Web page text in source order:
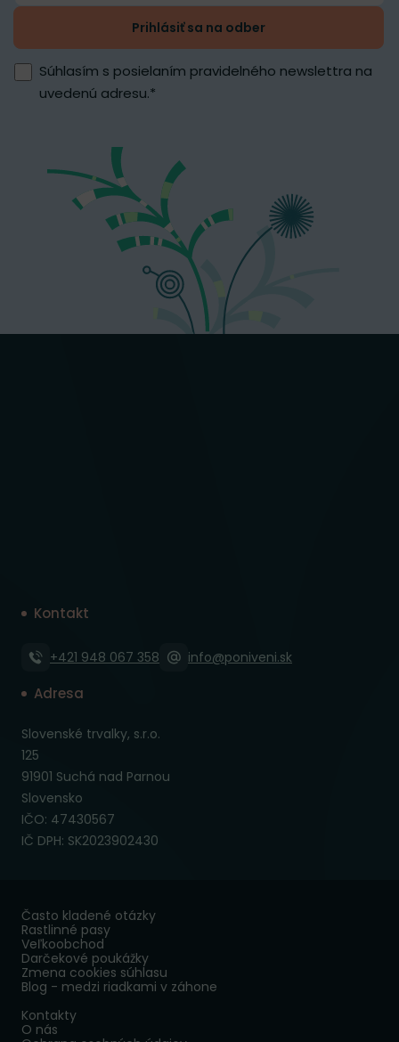
Prihlásiť sa na odber
Súhlasím s posielaním pravidelného newslettra na
uvedenú adresu.*
Kontakt
+421 948 067 358 info@poniveni.sk
Adresa
Slovenské trvalky, s.r.o.
125
91901 Suchá nad Parnou
Slovensko
IČO: 47430567
IČ DPH: SK2023902430
Často kladené otázky
Rastlinné pasy
Veľkoobchod
Darčekové poukážky
Zmena cookies súhlasu
Blog - medzi riadkami v záhone
Kontakty
O nás